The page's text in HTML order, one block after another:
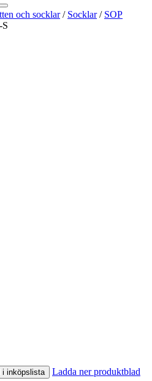
och socklar/ Socklar/ SOP
i inköpslista Ladda ner produktblad